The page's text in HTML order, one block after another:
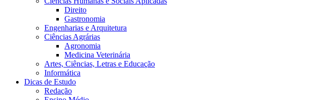
Direito
Gastronomia
Engenharias e Arquitetura
Ciências Agrárias
Agronomia
Medicina Veterinária
Artes, Ciências, Letras e Educação
Informática
Dicas de Estudo
Redação